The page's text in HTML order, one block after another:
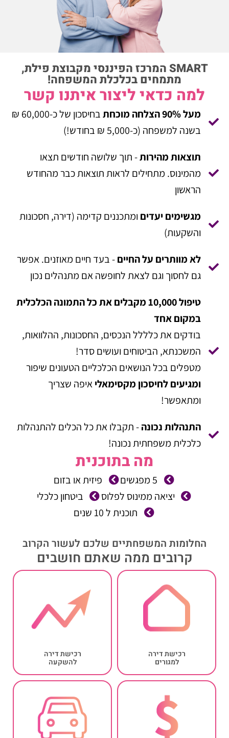
SMART המרכז הפיננסי מקבוצת פילת,
מתמחים בכלכלת המשפחה!
למה כדאי ליצור איתנו קשר
מעל 90% הצלחה מוכחת
בחיסכון של כ-60,000 ₪
בשנה למשפחה (כ-5,000 ₪ בחודש!)
תוצאות מהירות- תוך שלושה חודשים תצאו
מהמינוס. מתחילים לראות תוצאות כבר מהחודש
הראשון
מגשימים יעדיםומתכננים קדימה (דירה, חסכונות
והשקעות)
לא מוותרים על החיים- בעד חיים מאוזנים. אפשר
גם לחסוך וגם לצאת לחופשה אם מתנהלים נכון
טיפול 10,000 מקבלים את כל התמונה הכלכלית
במקום אחד
בודקים את כלללל הנכסים, החסכונות, ההלוואות,
המשכנתא, הביטוחים ועושים סדר!
מטפלים בכל הנושאים הכלכליים הטעונים שיפור
ומגיעים לחיסכון מקסימאליאיפה שצריך
ומתאפשר!
התנהלות נכונה- תקבלו את כל הכלים להתנהלות
כלכלית משפחתית נכונה!
מה בתוכנית
5 מפגשים
פיזית או בזום
יציאה ממינוס לפלוס
ביטחון כלכלי
תוכנית ל 10 שנים
החלומות המשפחתיים שלכם לעשור הקרוב
קרובים ממה שאתם חושבים
רכישת דירה
למגורים
רכישת דירה
להשקעה